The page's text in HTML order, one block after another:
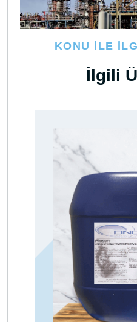
KONU İLE
İlgili